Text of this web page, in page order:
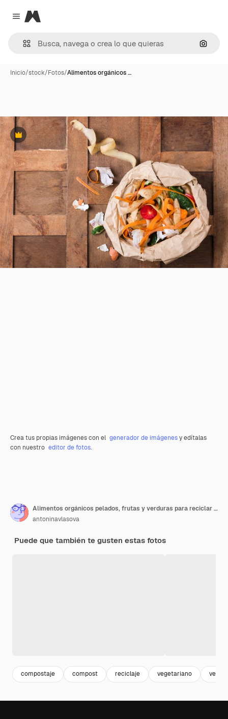
Close menu
Magnific
Inicio/stock/Fotos/Alimentos orgánicos …
Premium
Crea tus propias imágenes con el generador de imágenesy edítalas
con nuestro editor de fotos.
Alimentos orgánicos pelados, frutas y verduras para reciclar y convertir en abono en una mesa. Cero desperdicio, ecológico, sin plástico, reciclado, reutilizable, concepto sostenible. Clasificación de basura, restos de cocina.
antoninavlasova
Puede que también te gusten estas fotos
compostaje compost reciclaje vegetariano vegan